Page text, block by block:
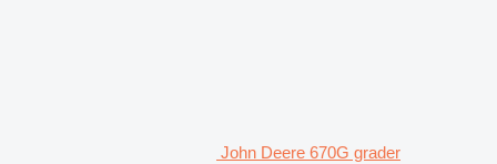
John Deere 670G grader